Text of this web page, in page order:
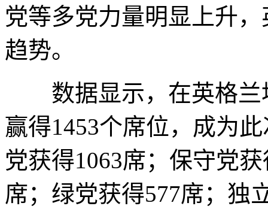
党等多党力量明显上升
趋势。
数据显示，在英格兰
赢得1453个席位，成为
党获得1063席；保守党
席；绿党获得577席；独